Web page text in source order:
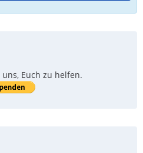
Euch zu helfen.